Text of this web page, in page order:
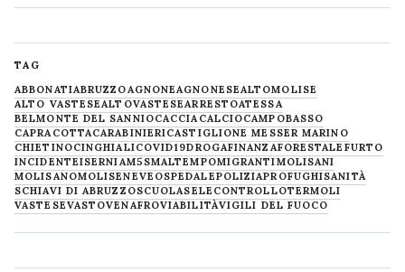
TAG
ABBONATIABRUZZOAGNONEAGNONESEALTOMOLISE
ALTO VASTESEALTOVASTESEARRESTOATESSA
BELMONTE DEL SANNIOCACCIACALCIOCAMPOBASSO
CAPRACOTTACARABINIERICASTIGLIONE MESSER MARINO
CHIETINOCINGHIALICOVID19DROGAFINANZAFORESTALE FURTO
INCIDENTEISERNIAM5SMALTEMPOMIGRANTIMOLISANI
MOLISANOMOLISENEVE OSPEDALEPOLIZIAPROFUGHISANITÀ
SCHIAVI DI ABRUZZOSCUOLASELECONTROLLOTERMOLI
VASTESEVASTOVENAFROVIABILITÀVIGILI DEL FUOCO